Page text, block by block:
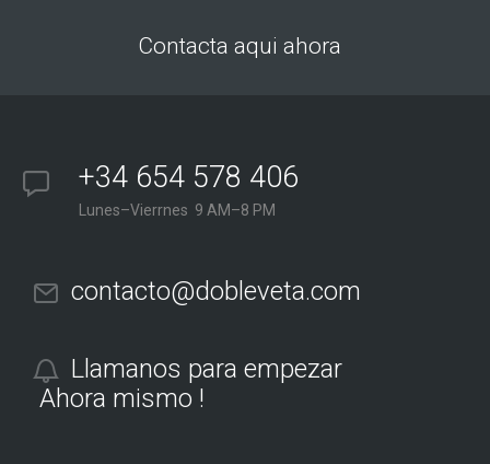
Contacta aqui ahora
+34 654 578 406
Lunes–Vierrnes 9 AM–8 PM
contacto@dobleveta.com
Llamanos para empezar
Ahora mismo !